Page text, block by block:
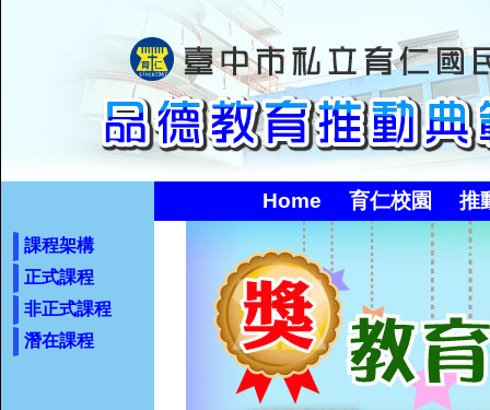
課程架構
正式課程
非正式課程
潛在課程
Home 育仁校園 推